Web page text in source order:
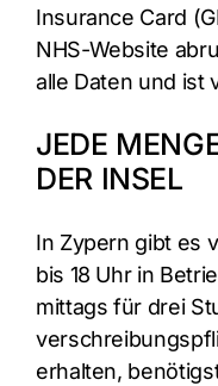
Insurance Card
NHS-Website
alle Daten und ist
JEDE
DER INSEL
In Zypern gibt es
bis 18 Uhr in
mittags für drei
erhalten,